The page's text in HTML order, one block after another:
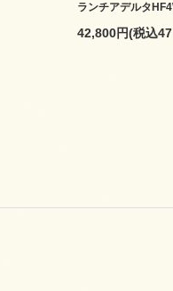
ランチアデルタ
42,800円(税込